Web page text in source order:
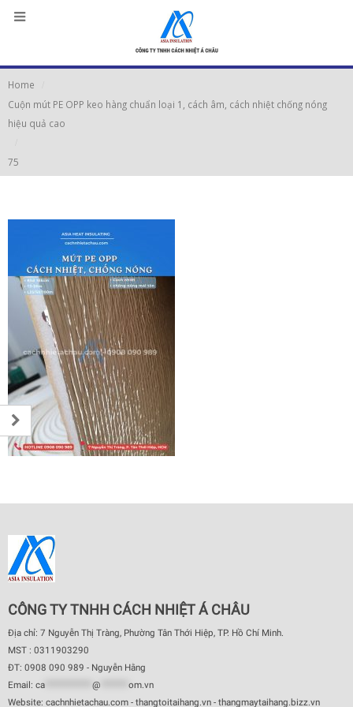
Home
Cuộn mút PE OPP keo hàng chuẩn loại 1, cách âm, cách nhiệt chống nóng
hiệu quả cao
75
CÔNG TY TNHH CÁCH NHIỆT Á CHÂU
Địa chỉ: 7 Nguyễn Thị Tràng, Phường Tân Thới Hiệp, TP. Hồ Chí Minh.
MST : 0311903290
ĐT: 0908 090 989 - Nguyễn Hằng
Email: ca @
om.vn
Website: cachnhietachau.com - thangtoitaihang.vn - thangmaytaihang.bizz.vn